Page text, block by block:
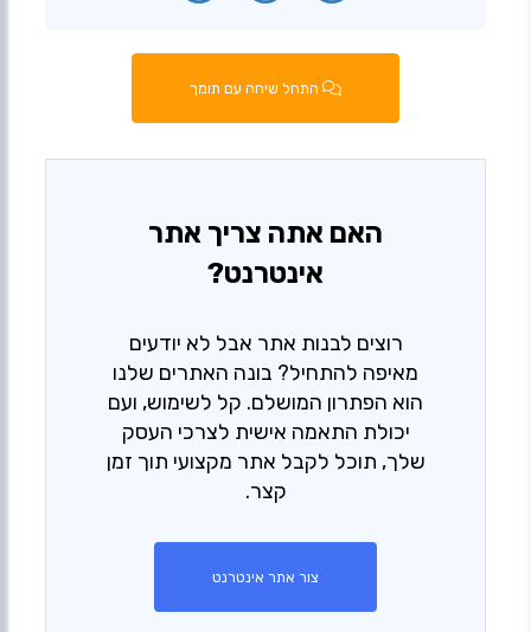
התחל שיחה עם תומך
האם אתה צריך אתר
אינטרנט?
רוצים לבנות אתר אבל לא יודעים
מאיפה להתחיל? בונה האתרים שלנו
הוא הפתרון המושלם. קל לשימוש, ועם
יכולת התאמה אישית לצרכי העסק
שלך, תוכל לקבל אתר מקצועי תוך זמן
קצר.
צור אתר אינטרנט